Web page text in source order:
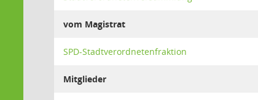
vom Magistrat
SPD-Stadtverordnetenfraktion
Mitglieder